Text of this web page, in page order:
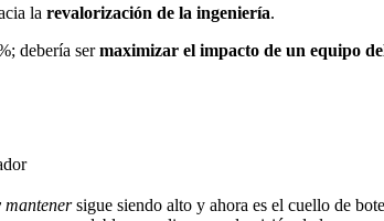
la revalorización de la ingeniería.
debería sermaximizar el impacto de un equipo
mantenersigue siendo alto y ahora es el cuello de